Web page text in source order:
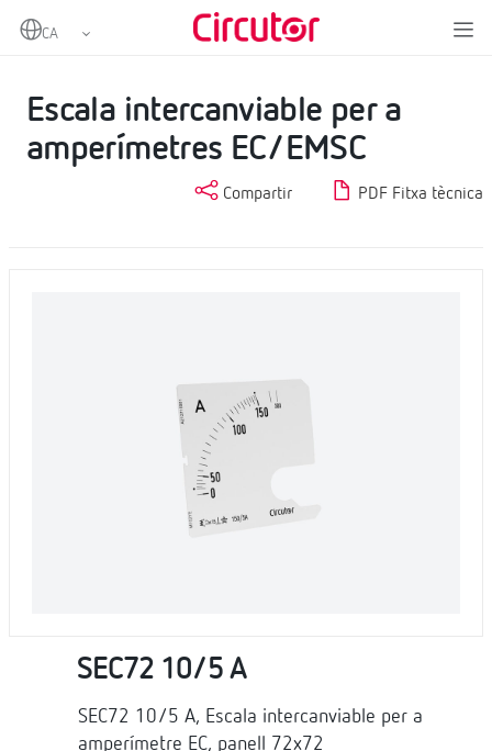
Home Instrumentació analògica
Escala intercanviable per a
amperímetres EC/EMSC
Compartir PDF Fitxa tècnica
SEC72 10/5 A
SEC72 10/5 A, Escala intercanviable per a
amperímetre EC, panell 72x72